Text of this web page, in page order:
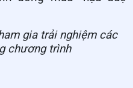
gia trải nghiệm các
chương trình